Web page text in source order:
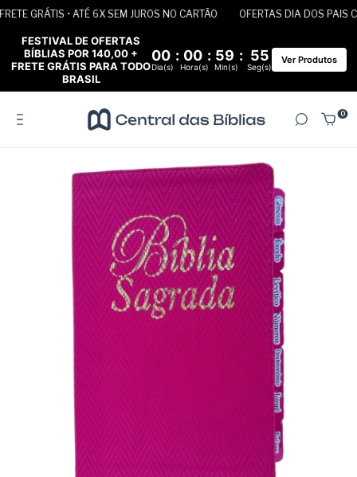
GRÁTIS • ATÉ 6X SEM JUROS NO CARTÃO OFERTAS DIA DOS PAIS
FESTIVAL DE OFERTAS
BÍBLIAS POR 140,00 +
FRETE GRÁTIS PARA TODO
BRASIL
00 : 00 : 59 : 55
Dia(s) Hora(s) Min(s) Seg(s)
Ver Produtos
0